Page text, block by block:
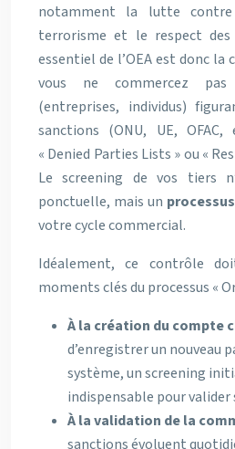
notamment la lutte
terrorisme et le respect
essentiel de l’OEA est donc la
vous ne commercez
(entreprises, individus)
sanctions (ONU, UE, OFAC,
« Denied Parties Lists » ou «
Le screening de vos tiers
ponctuelle, mais un
votre cycle commercial.
Idéalement, ce contrôle
moments clés du processus «
À la création du compte
d’enregistrer un nouveau
système, un screening
indispensable pour
À la validation de la
sanctions évoluent